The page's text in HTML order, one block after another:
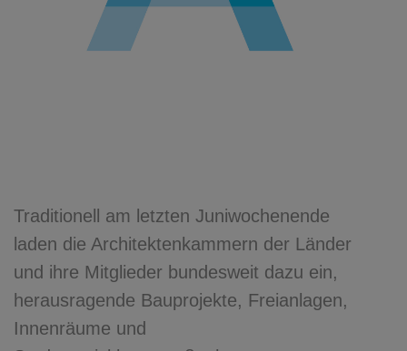
Traditionell am letzten Juniwochenende
laden die Architektenkammern der Länder
und ihre Mitglieder bundesweit dazu ein,
herausragende Bauprojekte, Freianlagen,
Innenräume und